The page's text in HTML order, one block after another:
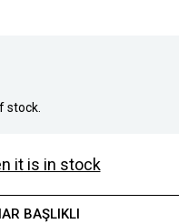
stock.
it is in stock
BAŞLIKLI